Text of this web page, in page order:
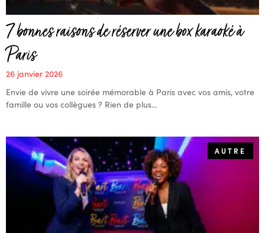
7 bonnes raisons de réserver une box karaoké à
Paris
26 janvier 2026
Envie de vivre une soirée mémorable à Paris avec vos amis, votre
famille ou vos collègues ? Rien de plus…
AUTRE